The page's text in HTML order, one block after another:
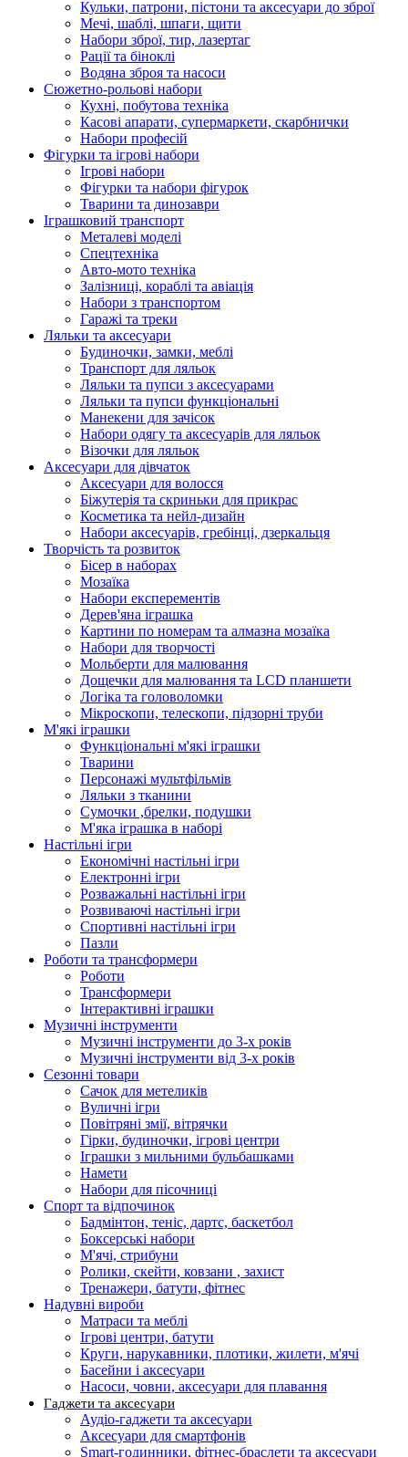
Кульки, патрони, пістони та аксесуари до зброї
Мечі, шаблі, шпаги, щити
Набори зброї, тир, лазертаг
Рації та біноклі
Водяна зброя та насоси
Сюжетно-рольові набори
Кухні, побутова техніка
Касові апарати, супермаркети, скарбнички
Набори професій
Фігурки та ігрові набори
Ігрові набори
Фігурки та набори фігурок
Тварини та динозаври
Іграшковий транспорт
Металеві моделі
Спецтехніка
Авто-мото техніка
Залізниці, кораблі та авіація
Набори з транспортом
Гаражі та треки
Ляльки та аксесуари
Будиночки, замки, меблі
Транспорт для ляльок
Ляльки та пупси з аксесуарами
Ляльки та пупси функціональні
Манекени для зачісок
Набори одягу та аксесуарів для ляльок
Візочки для ляльок
Аксесуари для дівчаток
Аксесуари для волосся
Біжутерія та скриньки для прикрас
Косметика та нейл-дизайн
Набори аксесуарів, гребінці, дзеркальця
Творчість та розвиток
Бісер в наборах
Мозаїка
Набори експерементів
Дерев'яна іграшка
Картини по номерам та алмазна мозаїка
Набори для творчості
Мольберти для малювання
Дощечки для малювання та LCD планшети
Логіка та головоломки
Мікроскопи, телескопи, підзорні труби
М'які іграшки
Функціональні м'які іграшки
Тварини
Персонажі мультфільмів
Ляльки з тканини
Сумочки ,брелки, подушки
М'яка іграшка в наборі
Настільні ігри
Економічні настільні ігри
Електронні ігри
Розважальні настільні ігри
Розвиваючі настільні ігри
Спортивні настільні ігри
Пазли
Роботи та трансформери
Роботи
Трансформери
Інтерактивні іграшки
Музичні інструменти
Музичні інструменти до 3-х років
Музичні інструменти від 3-х років
Сезонні товари
Сачок для метеликів
Вуличні ігри
Повітряні змії, вітрячки
Гірки, будиночки, ігрові центри
Іграшки з мильними бульбашками
Намети
Набори для пісочниці
Спорт та відпочинок
Бадмінтон, теніс, дартс, баскетбол
Боксерські набори
М'ячі, стрибуни
Ролики, скейти, ковзани , захист
Тренажери, батути, фітнес
Надувні вироби
Матраси та меблі
Ігрові центри, батути
Круги, нарукавники, плотики, жилети, м'ячі
Басейни і аксесуари
Насоси, човни, аксесуари для плавання
Гаджети та аксесуари
Аудіо-гаджети та аксесуари
Аксесуари для смартфонів
Smart-годинники, фітнес-браслети та аксесуари